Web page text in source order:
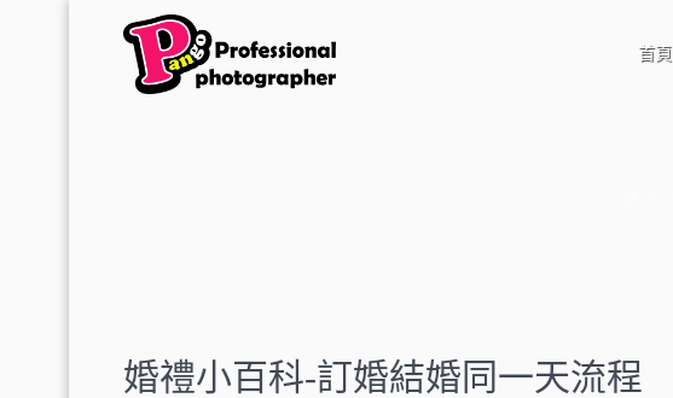
首頁
婚禮小百科-訂婚結婚同一天流程